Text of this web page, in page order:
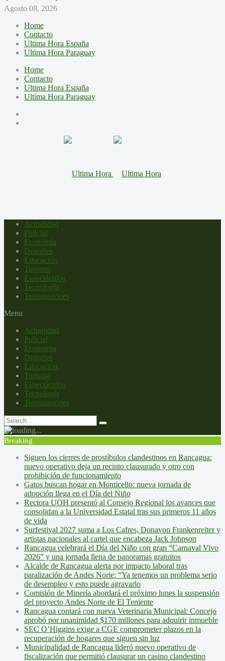
Agosto 08, 2026
Home
Contacto
Ultima Hora España
Ultima Hora Paraguay
Home
Contacto
Ultima Hora España
Ultima Hora Paraguay
Actualidad
Policial
Economía
Deportes
Educación
Turismo
Espectáculos
Tecnología
Transmisiones
Menu
Actualidad
Policial
Economía
Deportes
Educación
Turismo
Espectáculos
Tecnología
Transmisiones
Breaking
Siguen los cierres de prostíbulos clandestinos en Rancagua:
nuevo operativo deja un recinto clausurado y otro con
prohibición de funcionamiento
Gatos buscan hogar en Monticello: nueva jornada de
adopción llega en el Día del Niño
Rectora UOH presentó al Consejo Regional los avances que
consolidan a la Universidad Estatal tras sus primeros 11 años
de vida
Surfestival 2027 suma a Los Cafres, Donavon Frankenreiter y
artistas nacionales al cartel que encabeza Jack Johnson
Rancagua celebrará el Día del Niño con gran “Carnaval Vivo
2026” y una jornada llena de panoramas gratuitos
Alcalde de Rancagua alerta por impacto laboral tras
paralización de Andes Norte: “Ya tenemos un problema serio
de desempleo y esto puede agravarlo
Comisión de Minería abordará el próximo lunes la suspensión
del proyecto Andes Norte de El Teniente
Rancagua contará con nueva Veterinaria Municipal: Concejo
aprobó por unanimidad $170 millones para adquirir inmueble
SEC O’Higgins exige a CGE comprometer plazos en la
recuperación de hogares que siguen sin luz
Municipalidad de Rancagua lideró nuevo operativo de
fiscalización que permitió clausurar un casino clandestino